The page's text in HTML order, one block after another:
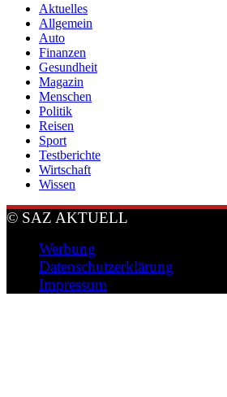
Aktuelles
Allgemein
Auto
Finanzen
Gesundheit
Magazin
Menschen
Politik
Reisen
Sport
Testberichte
Wirtschaft
Wissen
© SAZ AKTUELL
Werbung
Datenschutzerklärung
Impressum